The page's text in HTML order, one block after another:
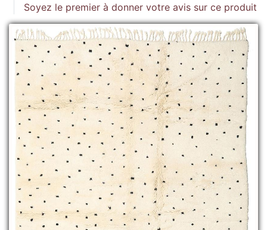
Soyez le premier à donner votre avis sur ce produit